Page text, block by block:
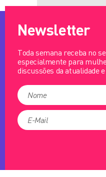
Newsletter
Toda semana receba no
especialmente para
discussões da atualidade